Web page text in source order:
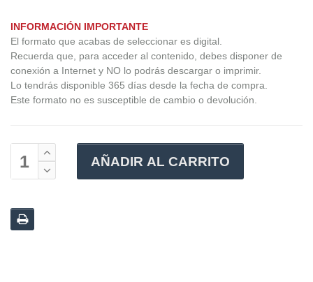
INFORMACIÓN IMPORTANTE
El formato que acabas de seleccionar es digital.
Recuerda que, para acceder al contenido, debes disponer de
conexión a Internet y NO lo podrás descargar o imprimir.
Lo tendrás disponible 365 días desde la fecha de compra.
Este formato no es susceptible de cambio o devolución.
AÑADIR AL CARRITO